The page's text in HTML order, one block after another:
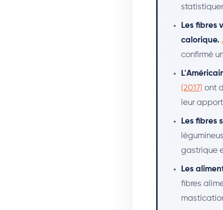
Les fibres
calorique.
confirmé
(2017) ont
leur
Les fibres
gastrique
Les
fibres